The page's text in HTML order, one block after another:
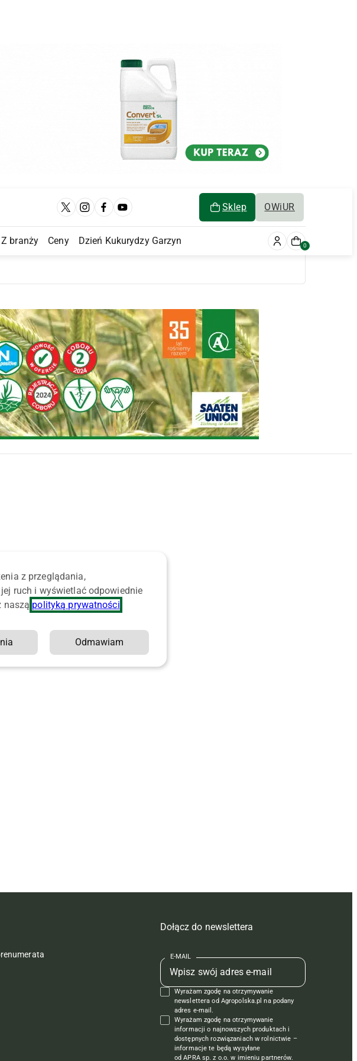
Sklep OWiUR
Z branży Ceny Dzień Kukurydzy Garzyn 0
Dołącz do newslettera
E-MAIL
Wyrażam zgodę na otrzymywanie
newslettera od Agropolska.pl na podany
adres e-mail.
Wyrażam zgodę na otrzymywanie
informacji o najnowszych produktach i
dostępnych rozwiązaniach w rolnictwie –
informacje te będą wysyłane
od APRA sp. z o.o. w imieniu partnerów.
z przeglądania,
ruch i wyświetlać odpowiednie
naszą polityką prywatności
Odmawiam